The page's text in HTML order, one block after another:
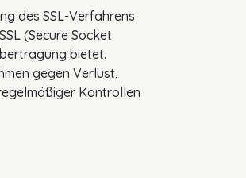
des SSL-Verfahrens
(Secure Socket
bietet.
gegen Verlust,
Kontrollen